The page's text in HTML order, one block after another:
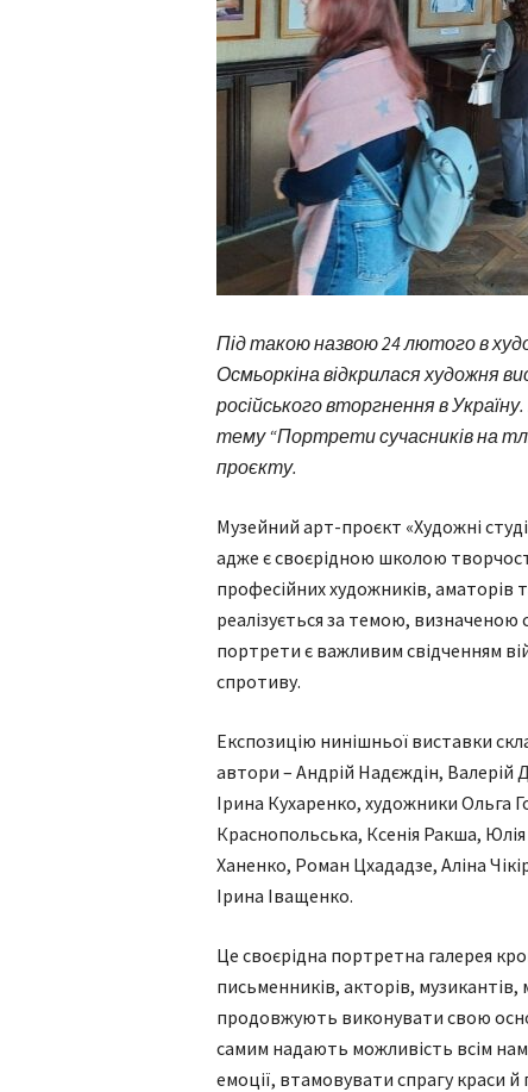
Під такою назвою 24 лютого в
Осмьоркіна відкрилася художня
російського вторгнення в
тему “Портрети сучасників на
проєкту.
Музейний арт-проєкт «Художні
адже є своєрідною школою
професійних художників, аматорів
реалізується за темою, визначеною
портрети є важливим свідченням
спротиву.
Експозицію нинішньої виставки
автори – Андрій Надєждін,
Ірина Кухаренко, художники Ольга
Краснопольська, Ксенія Ракша,
Ханенко, Роман Цхададзе, Аліна
Ірина Іващенко.
Це своєрідна портретна галерея
письменників, акторів, музикантів,
продовжують виконувати свою
самим надають можливість всім
емоції, втамовувати спрагу краси й